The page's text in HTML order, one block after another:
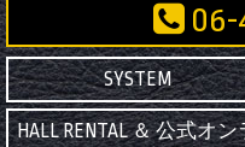
SYSTEM
HALL RENTAL ＆ 公式オン